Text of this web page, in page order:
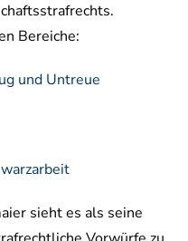
Bereiche:
und Untreue
sieht es als seine